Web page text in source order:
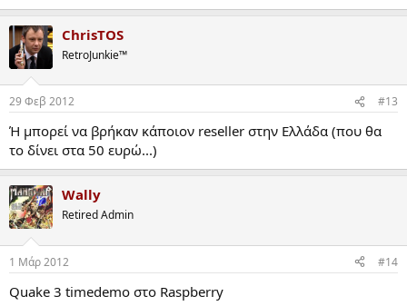
ChrisTOS
RetroJunkie™
29 Φεβ 2012 #13
Ή μπορεί να βρήκαν κάποιον reseller στην Ελλάδα (που θα
το δίνει στα 50 ευρώ...)
Wally
Retired Admin
1 Μάρ 2012 #14
Quake 3 timedemo στο Raspberry